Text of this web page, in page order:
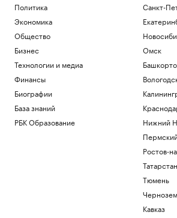
Политика
Экономика
Общество
Бизнес
Технологии и медиа
Финансы
Биографии
База знаний
РБК Образование
Санкт-
Омск
Нижний
Ростов-
Татарстан
Тюмень
Кавказ